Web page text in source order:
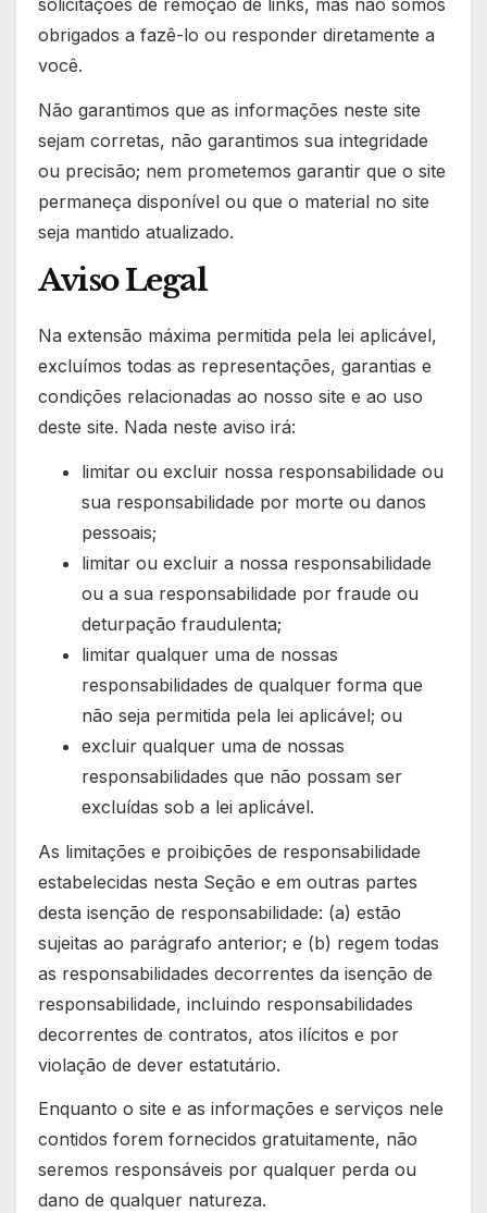
solicitações de remoção de links, mas não somos
obrigados a fazê-lo ou responder diretamente a
você.
Não garantimos que as informações neste site
sejam corretas, não garantimos sua integridade
ou precisão; nem prometemos garantir que o site
permaneça disponível ou que o material no site
seja mantido atualizado.
Aviso Legal
Na extensão máxima permitida pela lei aplicável,
excluímos todas as representações, garantias e
condições relacionadas ao nosso site e ao uso
deste site. Nada neste aviso irá:
limitar ou excluir nossa responsabilidade ou
sua responsabilidade por morte ou danos
pessoais;
limitar ou excluir a nossa responsabilidade
ou a sua responsabilidade por fraude ou
deturpação fraudulenta;
limitar qualquer uma de nossas
responsabilidades de qualquer forma que
não seja permitida pela lei aplicável; ou
excluir qualquer uma de nossas
responsabilidades que não possam ser
excluídas sob a lei aplicável.
As limitações e proibições de responsabilidade
estabelecidas nesta Seção e em outras partes
desta isenção de responsabilidade: (a) estão
sujeitas ao parágrafo anterior; e (b) regem todas
as responsabilidades decorrentes da isenção de
responsabilidade, incluindo responsabilidades
decorrentes de contratos, atos ilícitos e por
violação de dever estatutário.
Enquanto o site e as informações e serviços nele
contidos forem fornecidos gratuitamente, não
seremos responsáveis por qualquer perda ou
dano de qualquer natureza.